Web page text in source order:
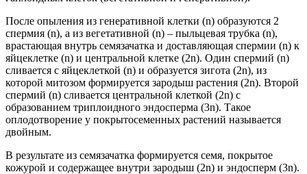
После опыления из генеративной клетки (n) образуются 2
спермия (n), а из вегетативной (n) – пыльцевая трубка (n),
врастающая внутрь семязачатка и доставляющая спермии (n) к
яйцеклетке (n) и центральной клетке (2n). Один спермий (n)
сливается с яйцеклеткой (n) и образуется зигота (2n), из
которой митозом формируется зародыш растения (2n). Второй
спермий (n) сливается центральной клеткой (2n) с
образованием триплоидного эндосперма (3n). Такое
оплодотворение у покрытосеменных растений называется
двойным.
В результате из семязачатка формируется семя, покрытое
кожурой и содержащее внутри зародыш (2n) и эндосперм (3n).